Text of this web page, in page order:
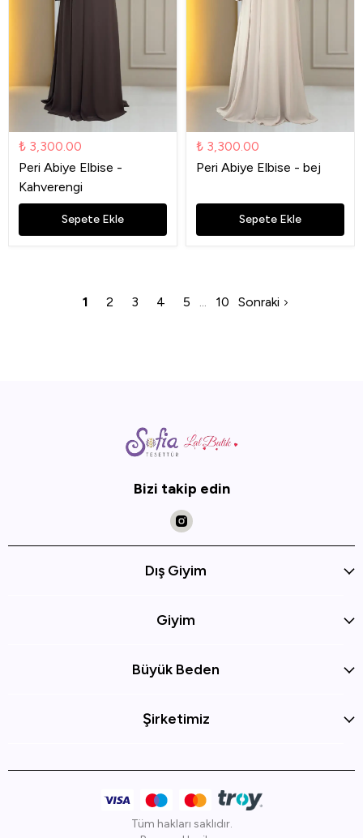
₺ 3,300.00
Peri Abiye Elbise -
Kahverengi
Sepete Ekle
₺ 3,300.00
Peri Abiye Elbise - bej
Sepete Ekle
1 2 3 4 5 10 Sonraki
Bizi takip edin
Dış Giyim
Giyim
Büyük Beden
Şirketimiz
Tüm hakları saklıdır.